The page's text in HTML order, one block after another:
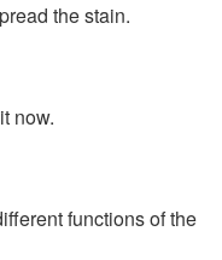
the stain.
now.
functions of the